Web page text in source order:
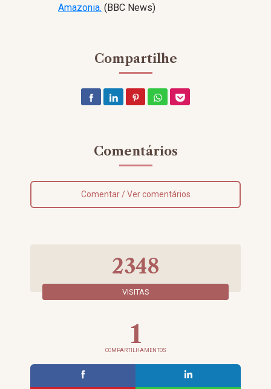
2348
VISITAS
1
COMPARTILHAMENTOS
Amazonia. (BBC News)
Compartilhe
Comentários
Comentar / Ver comentários